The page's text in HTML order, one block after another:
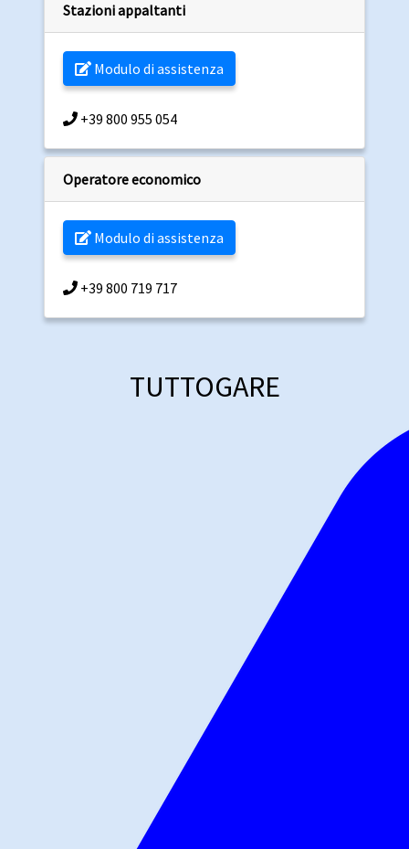
Stazioni appaltanti
Modulo di assistenza
+39 800 955 054
Operatore economico
Modulo di assistenza
+39 800 719 717
TUTTOGARE